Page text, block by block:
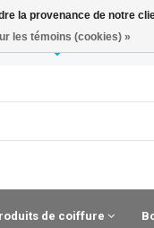
de coiffure
la provenance de notre
les témoins (cookies) »